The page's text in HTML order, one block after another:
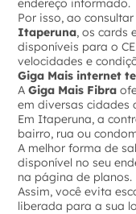
endereço informado.
Por isso, ao
Itaperuna, os cards
disponíveis para o
velocidades e
Giga Mais internet
AGiga Mais Fibra
em diversas cidades
Em Itaperuna, a
bairro, rua ou
A melhor forma de
disponível no seu
na página de planos.
Assim, você evita
liberada para a sua